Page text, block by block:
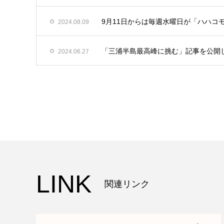
2024.08.09 9月11日からは毎週水曜日が「ハハコモ
2024.06.27 「三浦半島最高峰に挑む」記事を公開
LINK 関連リンク